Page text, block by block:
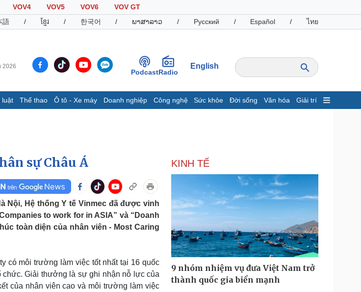
VOV4 VOV5 VOV6
VOV GT
語 / ខ្មែរ / 한국어 / ພາສາລາວ / Русский / Español / ไทย
2026
PodcastRadio
English
luật Thể thao Ô tô - Xe máy Doanh nghiệp Công nghệ Sức khỏe Đời sống Văn hóa Giải trí
Infographic
Giá cà phê
Ô tô - Xe máy
Ô tô
Xe máy
Doanh nghiệp
Thông tin doanh nghiệp
Doanh nghiệp 24h
Doanh nhân
Vì cộng đồng
Trải nghiệm
Chuyển đổi số
Giải trí
Nghệ sĩ
Du lịch
Tư vấn
Podcast
Câu chuyện thời sự
sự Châu Á
Nội, Hệ thống Y tế Vinmec đã được vinh
to work for in ASIA” và “Doanh
toàn diện của nhân viên - Most Caring
có môi trường làm việc tốt nhất tại 16 quốc
chức. Giải thưởng là sự ghi nhận nỗ lực của
của nhân viên cao và môi trường làm việc
KINH TẾ
9 nhóm nhiệm vụ đưa Việt Nam trở
thành quốc gia biển mạnh